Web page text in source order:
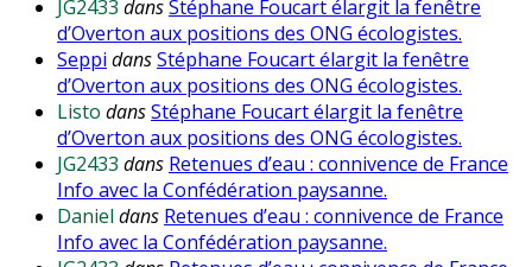
JG2433 dansStéphane Foucart élargit la fenêtre
d’Overton aux positions des ONG écologistes.
Seppi dansStéphane Foucart élargit la fenêtre
d’Overton aux positions des ONG écologistes.
Listo dansStéphane Foucart élargit la fenêtre
d’Overton aux positions des ONG écologistes.
JG2433 dans Retenues d’eau : connivence de France
Info avec la Confédération paysanne.
Daniel dans Retenues d’eau : connivence de France
Info avec la Confédération paysanne.